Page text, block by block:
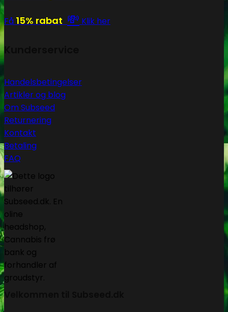
Få 15% rabat 💸 Klik her
Handelsbetingelser
Artikler og blog
Om Subseed
Returnering
Kontakt
Betaling
FAQ